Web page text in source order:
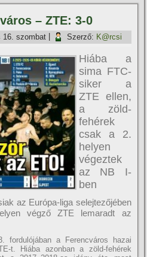
– ZTE: 3-0
16. szombat Szerző: K@rcsi
Hiába a
sima FTC-
siker a
ZTE ellen,
a zöld-
fehérek
csak a 2.
helyen
végeztek
az NB I-
ben
az Európa-liga selejtezőjében
végző ZTE lemaradt az
fordulójában a Ferencváros hazai
t. Hiába azonban a zöld-fehérek